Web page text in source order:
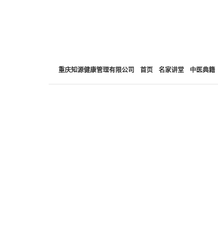
重庆知源健康管理有限公司 首页 名家讲堂 中医典籍